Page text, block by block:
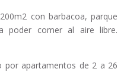
con barbacoa, parque
poder comer al aire libre.
por apartamentos de 2 a 26